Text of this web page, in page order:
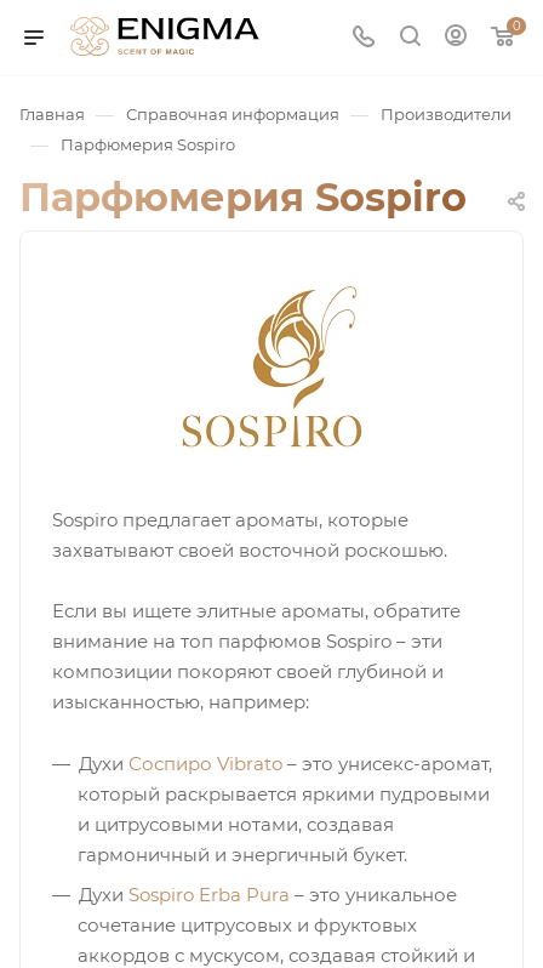
0
Арабская
сертификат
Главная — Справочная информация — Производители
— Парфюмерия Sospiro
Парфюмерия Sospiro
Sospiro предлагает ароматы, которые
захватывают своей восточной роскошью.
Если вы ищете элитные ароматы, обратите
внимание на топ парфюмов Sospiro – эти
композиции покоряют своей глубиной и
изысканностью, например:
Духи Соспиро Vibrato– это унисекс-аромат,
который раскрывается яркими пудровыми
и цитрусовыми нотами, создавая
гармоничный и энергичный букет.
Духи Sospiro Erba Pura – это уникальное
сочетание цитрусовых и фруктовых
аккордов с мускусом, создавая стойкий и